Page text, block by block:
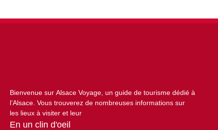
Bienvenue sur Alsace Voyage, un guide de tourisme dédié à
l’Alsace. Vous trouverez de nombreuses informations sur
les lieux à visiter et leur
En un clin d'oeil